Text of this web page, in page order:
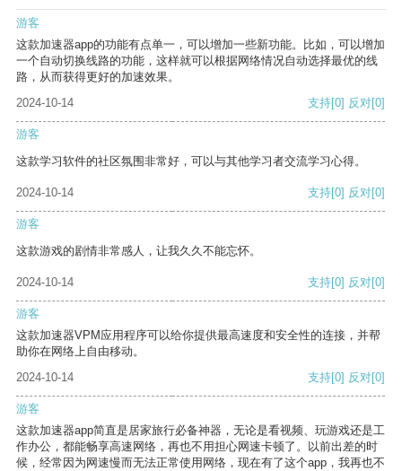
游客
这款加速器app的功能有点单一，可以增加一些新功能。比如，可以增加
一个自动切换线路的功能，这样就可以根据网络情况自动选择最优的线
路，从而获得更好的加速效果。
2024-10-14
支持[0] 反对[0]
游客
这款学习软件的社区氛围非常好，可以与其他学习者交流学习心得。
2024-10-14 支持[0] 反对[0]
游客
这款游戏的剧情非常感人，让我久久不能忘怀。
2024-10-14 支持[0] 反对[0]
游客
这款加速器VPM应用程序可以给你提供最高速度和安全性的连接，并帮
助你在网络上自由移动。
2024-10-14
支持[0] 反对[0]
游客
这款加速器app简直是居家旅行必备神器，无论是看视频、玩游戏还是工
作办公，都能畅享高速网络，再也不用担心网速卡顿了。以前出差的时
候，经常因为网速慢而无法正常使用网络，现在有了这个app，我再也不